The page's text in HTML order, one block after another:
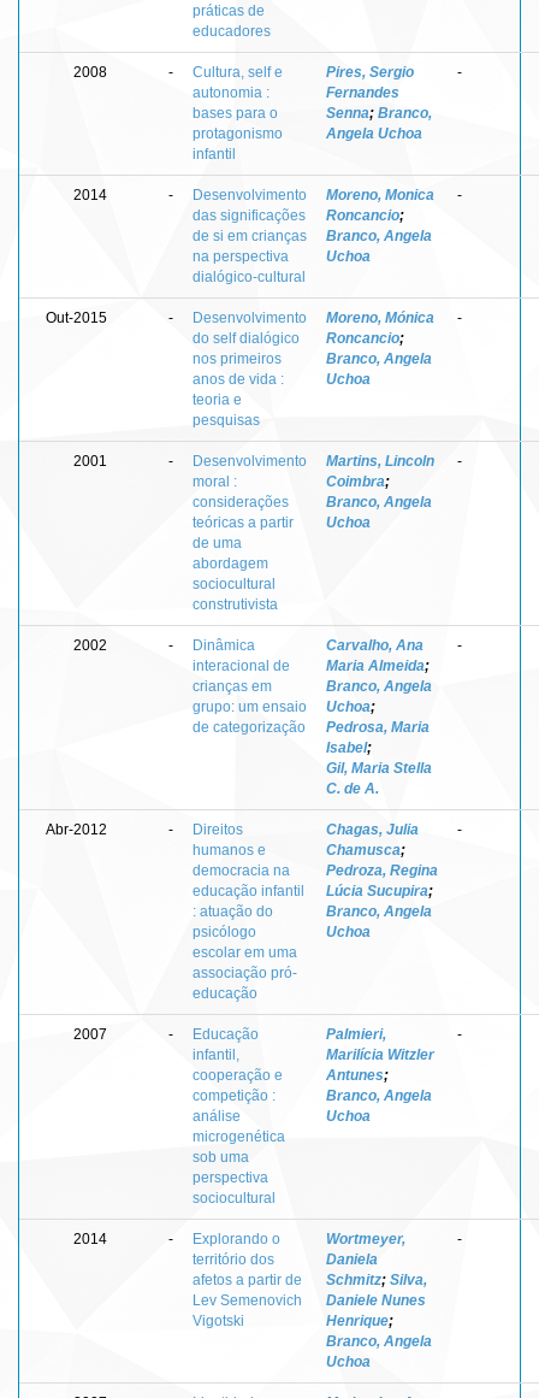
práticas de
educadores
2008 -
Cultura, self e
autonomia :
bases para o
protagonismo
infantil
Pires, Sergio
Fernandes
Senna; Branco,
Angela Uchoa
-
2014 -
Desenvolvimento
das significações
de si em crianças
na perspectiva
dialógico-cultural
Moreno, Monica
Roncancio;
Branco, Angela
Uchoa
-
Out-2015 -
Desenvolvimento
do self dialógico
nos primeiros
anos de vida :
teoria e
pesquisas
Moreno, Mónica
Roncancio;
Branco, Angela
Uchoa
-
2001 -
Desenvolvimento
moral :
considerações
teóricas a partir
de uma
abordagem
sociocultural
construtivista
Martins, Lincoln
Coimbra;
Branco, Angela
Uchoa
-
2002 -
Dinâmica
interacional de
crianças em
grupo: um ensaio
de categorização
Carvalho, Ana
Maria Almeida;
Branco, Angela
Uchoa;
Pedrosa, Maria
Isabel;
Gil, Maria Stella
C. de A.
-
Abr-2012 -
Direitos
humanos e
democracia na
educação infantil
: atuação do
psicólogo
escolar em uma
associação pró-
educação
Chagas, Julia
Chamusca;
Pedroza, Regina
Lúcia Sucupira;
Branco, Angela
Uchoa
-
2007 -
Educação
infantil,
cooperação e
competição :
análise
microgenética
sob uma
perspectiva
sociocultural
Palmieri,
Marilícia Witzler
Antunes;
Branco, Angela
Uchoa
-
2014 -
Explorando o
território dos
afetos a partir de
Lev Semenovich
Vigotski
Wortmeyer,
Daniela
Schmitz; Silva,
Daniele Nunes
Henrique;
Branco, Angela
Uchoa
-